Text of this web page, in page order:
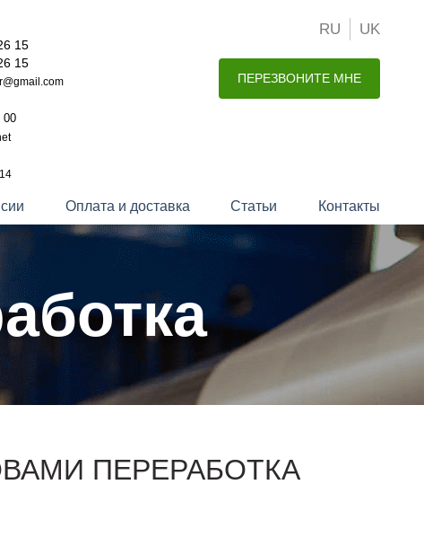
15
15
00
UK
RU
ПЕРЕЗВОНИТЕ МНЕ
Оплата и доставка Статьи Контакты
ПЕРЕРАБОТКА